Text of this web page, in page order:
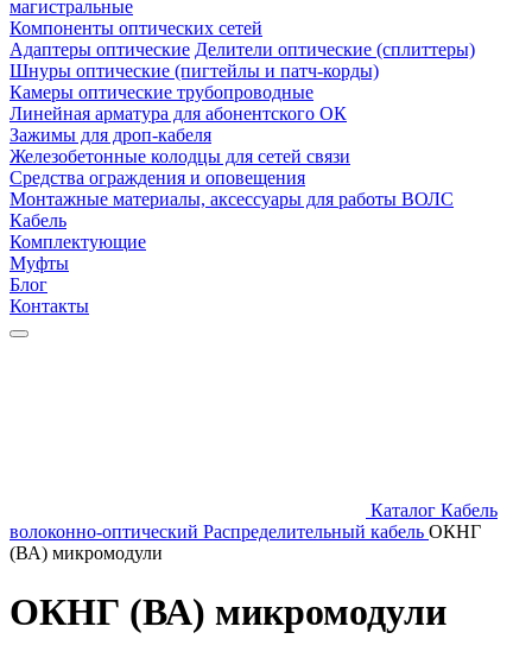
магистральные
Компоненты оптических сетей
Адаптеры оптические Делители оптические (сплиттеры)
Шнуры оптические (пигтейлы и патч-корды)
Камеры оптические трубопроводные
Линейная арматура для абонентского ОК
Зажимы для дроп-кабеля
Железобетонные колодцы для сетей связи
Средства ограждения и оповещения
Монтажные материалы, аксессуары для работы ВОЛС
Кабель
Комплектующие
Муфты
Блог
Контакты
Каталог Кабель
волоконно-оптический Распределительный кабель ОКНГ
(ВА) микромодули
ОКНГ (ВА) микромодули